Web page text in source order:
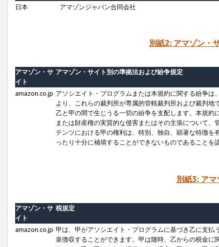
日本
アマゾンジャパン合同会社
別紙2: アマゾン・
アマゾン・サ
イト
アマゾン・サイト別の準拠法および紛争規定
amazon.co.jp アソシエイト・プログラムまたは本規約に関する紛争
より、これらの裁判所が専属的管轄裁判所および裁判
乙と甲の間で生じうる一切の紛争を支配します。本規
または財産権の実質的な侵害またはその主張について
テンツにおける甲の権利は、特別、独自、顕著な特徴
ったり十分に補填することができないものであることを
別紙3: ア
アマゾン・サ
イト
税規定
amazon.co.jp 甲は、甲がアソシエイト・プログラムに基づき乙に支
泉徴収することができます。甲は随時、乙からの税金